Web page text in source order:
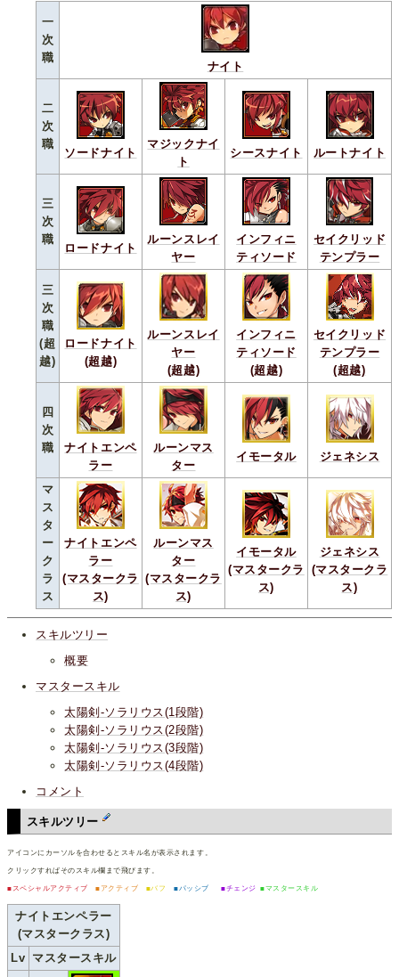
一
次
職
ナイト
二
次
職
ソードナイト
マジックナイ
ト
シースナイト ルートナイト
三
次
職
ロードナイト
ルーンスレイ
ヤー
インフィニ
ティソード
セイクリッド
テンプラー
三
次
職
(超
越)
ロードナイト
(超越)
ルーンスレイ
ヤー
(超越)
インフィニ
ティソード
(超越)
セイクリッド
テンプラー
(超越)
四
次
職
ナイトエンペ
ラー
ルーンマス
ター
イモータル ジェネシス
マ
ス
タ
ー
ク
ラ
ス
ナイトエンペ
ラー
(マスタークラ
ス)
ルーンマス
ター
(マスタークラ
ス)
イモータル
(マスタークラ
ス)
ジェネシス
(マスタークラ
ス)
スキルツリー
概要
マスタースキル
太陽剣-ソラリウス(1段階)
太陽剣-ソラリウス(2段階)
太陽剣-ソラリウス(3段階)
太陽剣-ソラリウス(4段階)
コメント
スキルツリー
アイコンにカーソルを合わせるとスキル名が表示されます。
クリックすればそのスキル欄まで飛びます。
■スペシャルアクティブ ■アクティブ ■バフ ■パッシブ ■チェンジ ■マスタースキル
ナイトエンペラー
(マスタークラス)
Lv マスタースキル